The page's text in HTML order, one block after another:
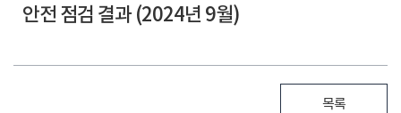
안전 점검 결과 (2024년 9월)
목록